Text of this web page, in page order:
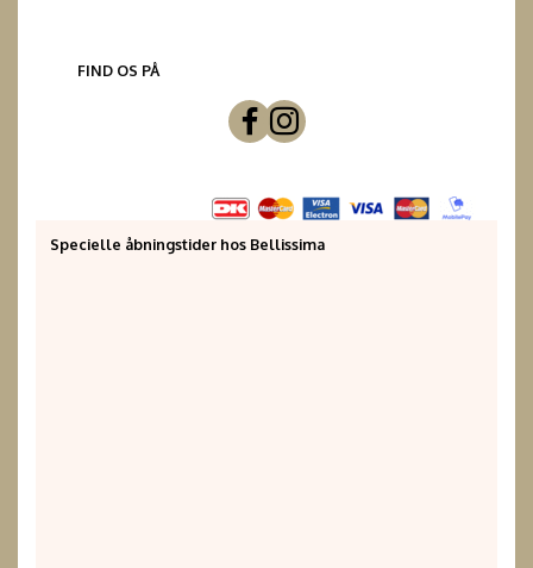
FIND OS PÅ
Specielle åbningstider hos Bellissima